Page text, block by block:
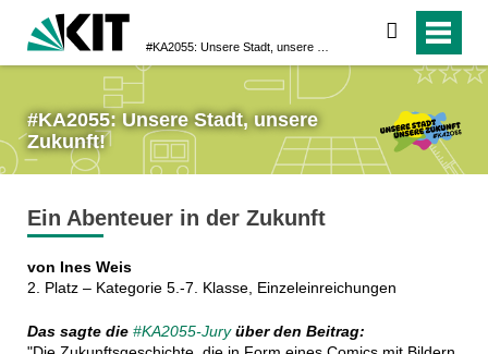
suchen
#KA2055: Unsere Stadt, unsere
Zukunft!
Ein Abenteuer in der Zukunft
von Ines Weis
2. Platz – Kategorie 5.-7. Klasse, Einzeleinreichungen
Das sagte die #KA2055-Juryüber den Beitrag: